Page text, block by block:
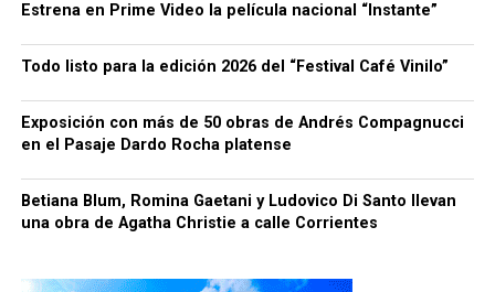
Estrena en Prime Video la película nacional “Instante”
Todo listo para la edición 2026 del “Festival Café Vinilo”
Exposición con más de 50 obras de Andrés Compagnucci
en el Pasaje Dardo Rocha platense
Betiana Blum, Romina Gaetani y Ludovico Di Santo llevan
una obra de Agatha Christie a calle Corrientes